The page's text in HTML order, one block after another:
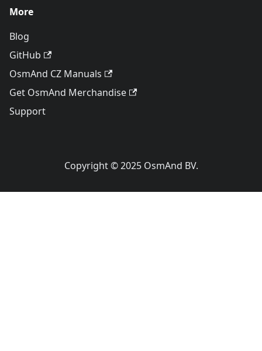
More
Blog
GitHub
OsmAnd CZ Manuals
Get OsmAnd Merchandise
Support
Copyright © 2025 OsmAnd BV.